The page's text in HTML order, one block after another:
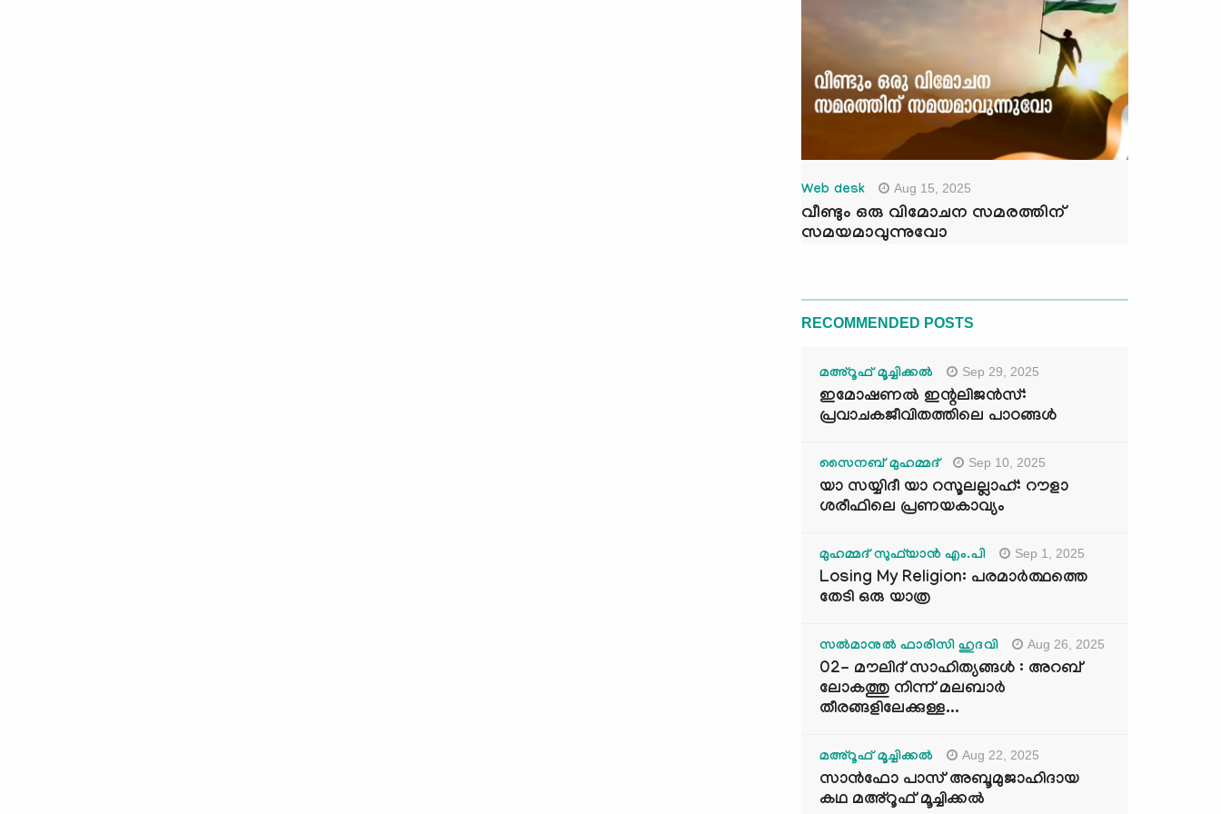
Web desk Aug 15, 2025
വീണ്ടും ഒരു വിമോചന സമരത്തിന്
സമയമാവുന്നുവോ
RECOMMENDED POSTS
മഅ്റൂഫ് മൂച്ചിക്കല്‍ Sep 29, 2025
ഇമോഷണൽ ഇന്റലിജൻസ്:
പ്രവാചകജീവിതത്തിലെ പാഠങ്ങൾ
സൈനബ് മുഹമ്മദ് Sep 10, 2025
യാ സയ്യിദീ യാ റസൂലല്ലാഹ്: റൗളാ
ശരീഫിലെ പ്രണയകാവ്യം
മുഹമ്മദ് സുഫ്‌യാൻ എം.പി Sep 1, 2025
Losing My Religion: പരമാർത്ഥത്തെ
തേടി ഒരു യാത്ര
സൽമാനുൽ ഫാരിസി ഹുദവി Aug 26, 2025
02- മൗലിദ് സാഹിത്യങ്ങൾ : അറബ്
ലോകത്തു നിന്ന് മലബാർ
തീരങ്ങളിലേക്കുള്ള...
മഅ്റൂഫ് മൂച്ചിക്കല്‍ Aug 22, 2025
സാൻഫോ പാസ് അബൂമുജാഹിദായ
കഥ മഅ്റൂഫ് മൂച്ചിക്കല്‍